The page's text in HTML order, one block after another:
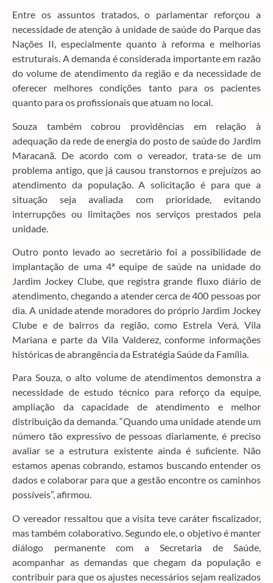
Entre os assuntos tratados, o parlamentar reforçou a
necessidade de atenção à unidade de saúde do Parque das
Nações II, especialmente quanto à reforma e melhorias
estruturais. A demanda é considerada importante em razão
do volume de atendimento da região e da necessidade de
oferecer melhores condições tanto para os pacientes
quanto para os profissionais que atuam no local.
Souza também cobrou providências em relação à
adequação da rede de energia do posto de saúde do Jardim
Maracanã. De acordo com o vereador, trata-se de um
problema antigo, que já causou transtornos e prejuízos ao
atendimento da população. A solicitação é para que a
situação seja avaliada com prioridade, evitando
interrupções ou limitações nos serviços prestados pela
unidade.
Outro ponto levado ao secretário foi a possibilidade de
implantação de uma 4ª equipe de saúde na unidade do
Jardim Jockey Clube, que registra grande fluxo diário de
atendimento, chegando a atender cerca de 400 pessoas por
dia. A unidade atende moradores do próprio Jardim Jockey
Clube e de bairros da região, como Estrela Verá, Vila
Mariana e parte da Vila Valderez, conforme informações
históricas de abrangência da Estratégia Saúde da Família.
Para Souza, o alto volume de atendimentos demonstra a
necessidade de estudo técnico para reforço da equipe,
ampliação da capacidade de atendimento e melhor
distribuição da demanda. “Quando uma unidade atende um
número tão expressivo de pessoas diariamente, é preciso
avaliar se a estrutura existente ainda é suficiente. Não
estamos apenas cobrando, estamos buscando entender os
dados e colaborar para que a gestão encontre os caminhos
possíveis”, afirmou.
O vereador ressaltou que a visita teve caráter fiscalizador,
mas também colaborativo. Segundo ele, o objetivo é manter
diálogo permanente com a Secretaria de Saúde,
acompanhar as demandas que chegam da população e
contribuir para que os ajustes necessários sejam realizados